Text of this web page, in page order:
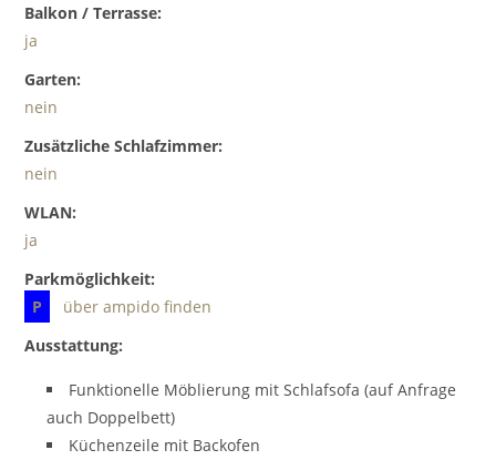
Balkon / Terrasse:
ja
Garten:
nein
Zusätzliche Schlafzimmer:
nein
WLAN:
ja
Parkmöglichkeit:
P
über ampido finden
Ausstattung:
Funktionelle Möblierung mit Schlafsofa (auf Anfrage
auch Doppelbett)
Küchenzeile mit Backofen